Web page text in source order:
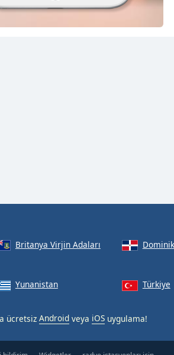
Britanya Virjin Adaları
Yunanistan Türkiye
ücretsiz Android veya iOS uygulama!